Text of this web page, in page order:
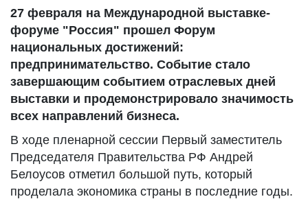
27 февраля на Международной выставке-
форуме "Россия" прошел Форум
национальных достижений:
предпринимательство. Событие стало
завершающим событием отраслевых дней
выставки и продемонстрировало значимость
всех направлений бизнеса.
В ходе пленарной сессии Первый заместитель
Председателя Правительства РФ Андрей
Белоусов отметил большой путь, который
проделала экономика страны в последние годы.